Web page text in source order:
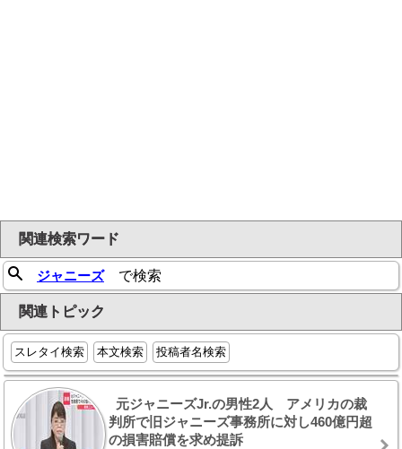
関連検索ワード
ジャニーズで検索
関連トピック
スレタイ検索 本文検索 投稿者名検索
元ジャニーズJr.の男性2人 アメリカの裁
判所で旧ジャニーズ事務所に対し460億円超
の損害賠償を求め提訴